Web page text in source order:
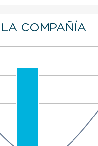
COMPAÑÍA